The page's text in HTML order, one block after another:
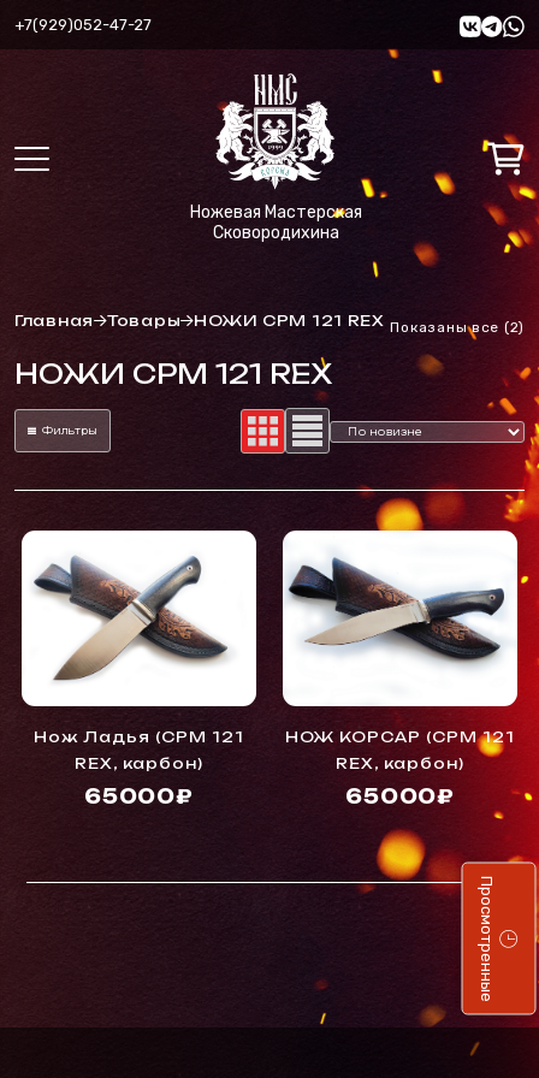
+7(929)052-47-27
Ножевая Мастерская
Сковородихина
Главная Товары НОЖИ CPM 121 REX Показаны все (2)
НОЖИ CPM 121 REX
Фильтры
Нож Ладья (CPM 121
REX, карбон)
65000₽
НОЖ КОРСАР (CPM 121
REX, карбон)
65000₽
Просмотренные